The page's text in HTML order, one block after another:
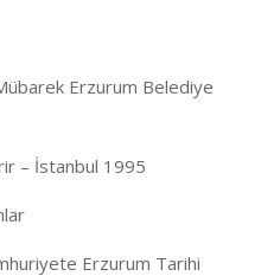
Erzurum Belediye
– İstanbul 1995
Erzurum Tarihi